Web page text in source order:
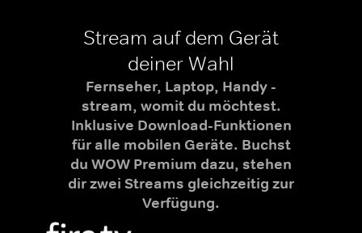
Stream auf dem Gerät
deiner Wahl
Fernseher, Laptop, Handy -
stream, womit du möchtest.
Inklusive Download-Funktionen
für alle mobilen Geräte. Buchst
du WOW Premium dazu, stehen
dir zwei Streams gleichzeitig zur
Verfügung.